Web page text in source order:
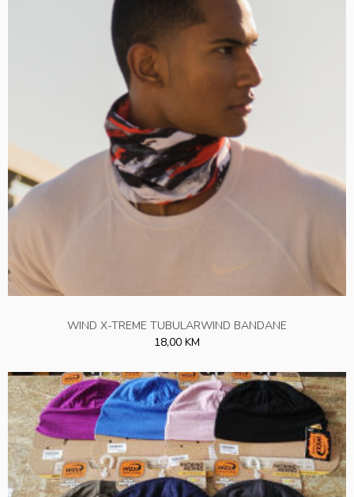
WIND X-TREME TUBULARWIND BANDANE
18,00 KM